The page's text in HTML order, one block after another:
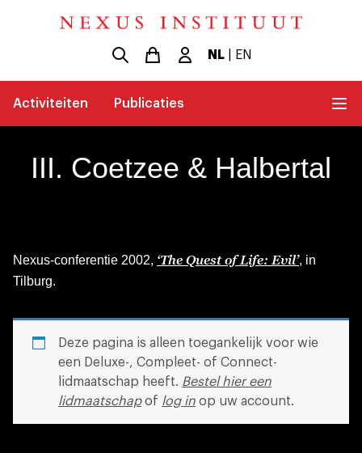
NL| EN
Activiteiten Publicaties
III. Coetzee & Halbertal
Nexus-conferentie 2002, ‘The Quest of Life: Evil’, in
Tilburg.
Deze pagina is alleen toegankelijk voor wie
een Deluxe-, Compleet- of Connect-
lidmaatschap heeft. Bestel hier een
lidmaatschapof log in op uw account.